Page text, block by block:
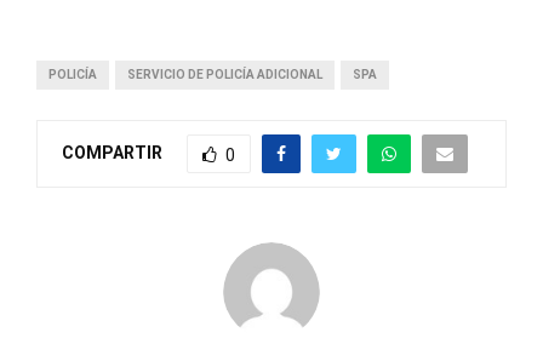
POLICÍA SERVICIO DE POLICÍA ADICIONAL SPA
COMPARTIR 0